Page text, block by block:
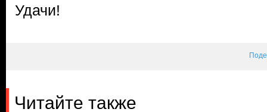
Удачи!
Читайте также